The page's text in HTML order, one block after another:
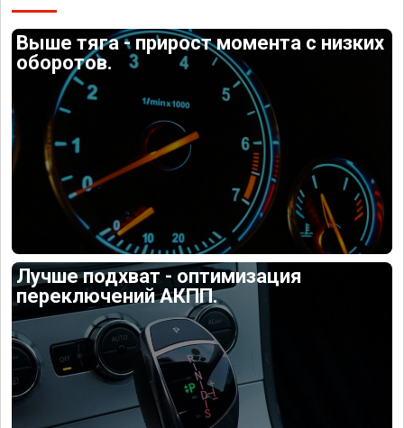
Выше тяга - прирост момента с низких
оборотов.
Лучше подхват - оптимизация
переключений АКПП.